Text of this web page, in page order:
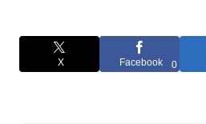
X Facebook 0